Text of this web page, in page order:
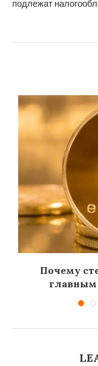
подлежат
Почему
главным